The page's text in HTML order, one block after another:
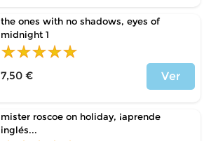
the ones with no shadows, eyes of
midnight 1
7,50 €
Ver
mister roscoe on holiday, ¡aprende
inglés...